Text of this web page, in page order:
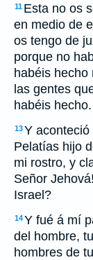
11 Esta no os
en medio de
os tengo de
porque no
habéis
las gentes
habéis hecho.
13Y
Pelatías hijo
mi rostro, y
Señor
Israel?
14Y fué á mí
del hombre,
hombres de